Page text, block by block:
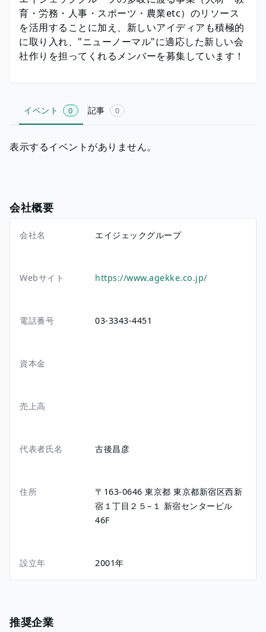
育・労務・人事・スポーツ・農業etc）のリソース
を活用することに加え、新しいアイディアも積極的
に取り入れ、"ニューノーマル"に適応した新しい会
社作りを担ってくれるメンバーを募集しています！
イベント 0 記事 0
表示するイベントがありません。
会社概要
会社名 エイジェックグループ
Webサイト https://www.agekke.co.jp/
電話番号 03-3343-4451
資本金
売上高
代表者氏名 古後昌彦
住所 〒163-0646東京都東京都新宿区西新
宿１丁目２５−１ 新宿センタービル
46F
設立年 2001年
推奨企業